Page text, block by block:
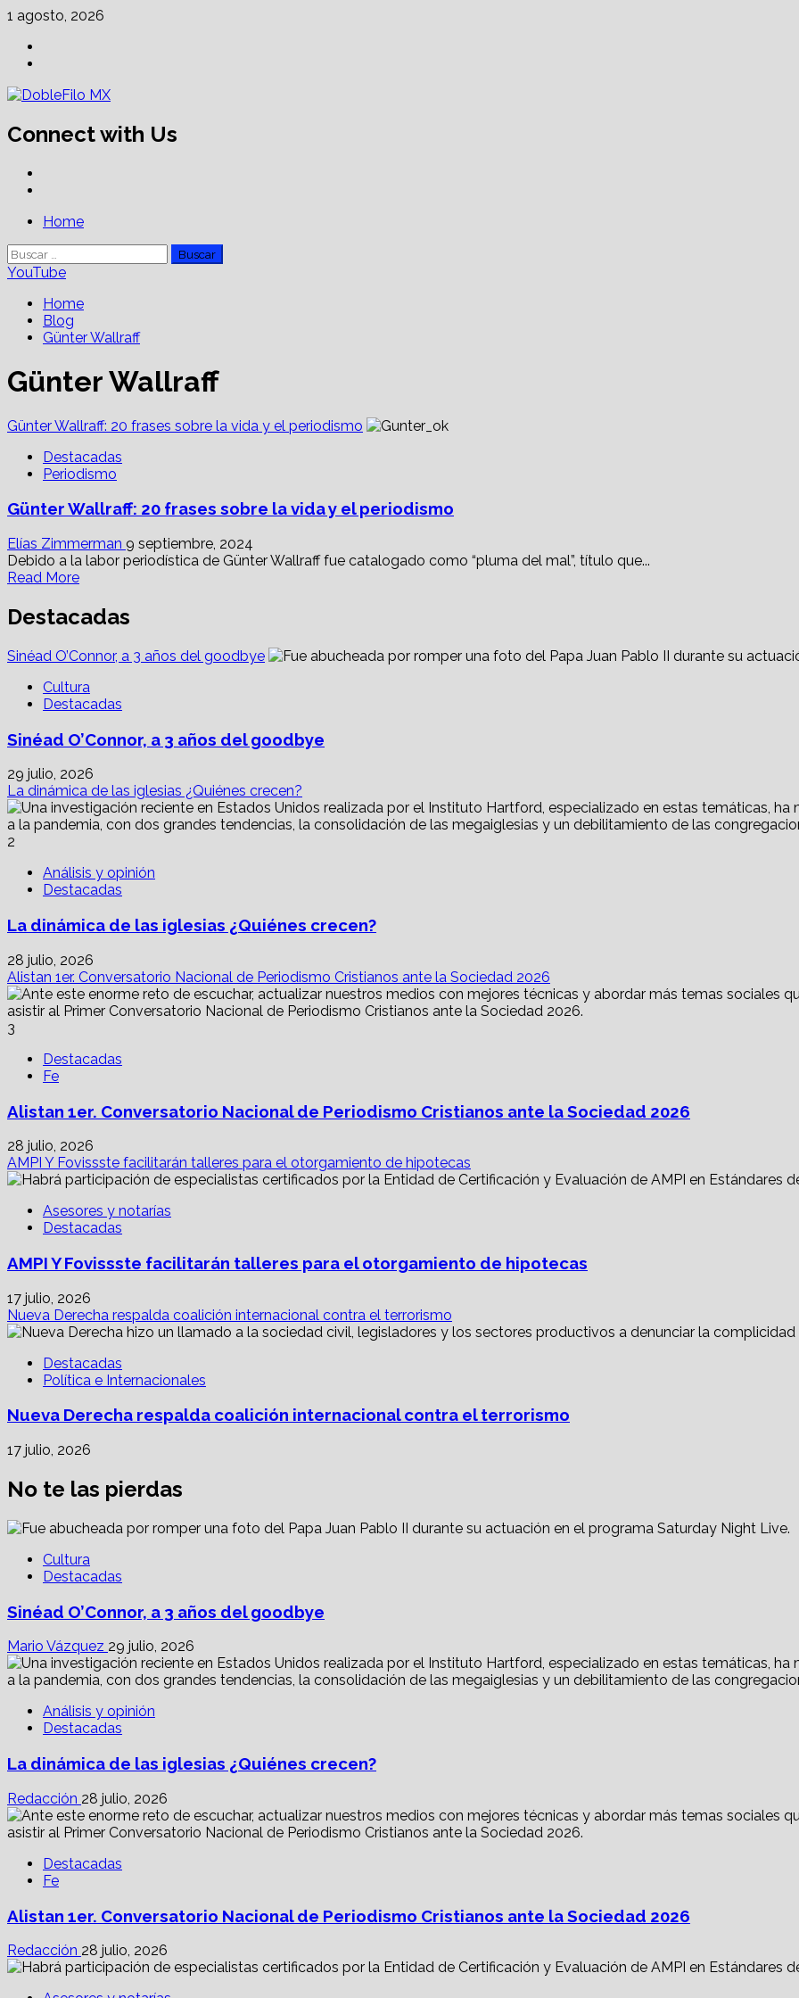
Skip
content
1 agosto, 2026
Connect with Us
PrimaryHome
Buscar:
YouTube
Home
Blog
Günter Wallraff
Günter Wallraff
Günter Wallraff: 20 frases sobre la vida y el periodismo
Destacadas
Periodismo
Günter Wallraff: 20 frases sobre la vida y el periodismo
Elías Zimmerman 9 septiembre, 2024
Debido a la labor periodística de Günter Wallraff fue catalogado como “pluma del mal”, título que...
Read MoreRead
about
Günter
20
sobre
la
vida
y
periodismo
Destacadas
Sinéad O’Connor, a 3 años del goodbye
Cultura
Destacadas
Sinéad O’Connor, a 3 años del goodbye
29 julio, 2026
La dinámica de las iglesias ¿Quiénes crecen?
2
Análisis y opinión
Destacadas
La dinámica de las iglesias ¿Quiénes crecen?
28 julio, 2026
Alistan 1er. Conversatorio Nacional de Periodismo Cristianos ante la Sociedad 2026
3
Destacadas
Fe
Alistan 1er. Conversatorio Nacional de Periodismo Cristianos ante la Sociedad 2026
28 julio, 2026
AMPI Y Fovissste facilitarán talleres para el otorgamiento de hipotecas
Asesores y notarías
Destacadas
AMPI Y Fovissste facilitarán talleres para el otorgamiento de hipotecas
17 julio, 2026
Nueva Derecha respalda coalición internacional contra el terrorismo
Destacadas
Política e Internacionales
Nueva Derecha respalda coalición internacional contra el terrorismo
17 julio, 2026
No te las pierdas
Cultura
Destacadas
Sinéad O’Connor, a 3 años del goodbye
Mario Vázquez 29 julio, 2026
Análisis y opinión
Destacadas
La dinámica de las iglesias ¿Quiénes crecen?
Redacción 28 julio, 2026
Destacadas
Fe
Alistan 1er. Conversatorio Nacional de Periodismo Cristianos ante la Sociedad 2026
Redacción 28 julio, 2026